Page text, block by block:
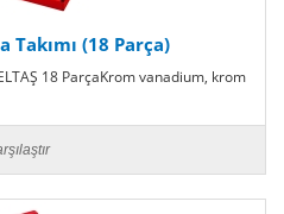
(18 Parça)
18 ParçaKrom vanadium, krom